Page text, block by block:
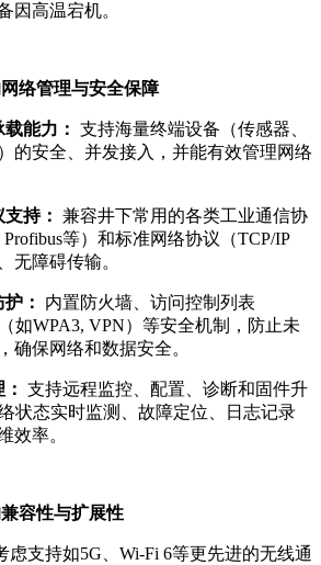
因高温宕机。
络管理与安全保障
能力： 支持海量终端设备（传感器、
的安全、并发接入，并能有效管理网络
持： 兼容井下常用的各类工业通信协
等）和标准网络协议（TCP/IP
无障碍传输。
：
内置防火墙、访问控制列表
如WPA3, VPN）等安全机制，防止未
确保网络和数据安全。
支持远程监控、配置、诊断和固件升
状态实时监测、故障定位、日志记录
效率。
容性与扩展性
虑支持如5G、Wi-Fi 6等更先进的无线通